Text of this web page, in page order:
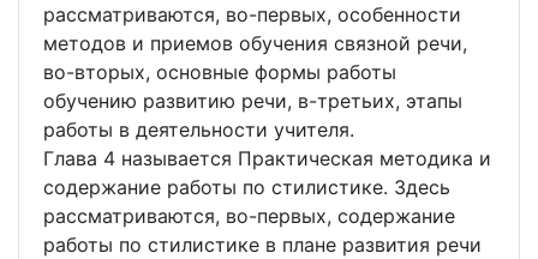
рассматриваются, во-первых, особенности
методов и приемов обучения связной речи,
во-вторых, основные формы работы
обучению развитию речи, в-третьих, этапы
работы в деятельности учителя.
Глава 4 называется Практическая методика и
содержание работы по стилистике. Здесь
рассматриваются, во-первых, содержание
работы по стилистике в плане развития речи